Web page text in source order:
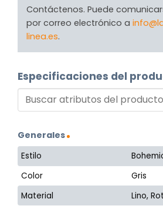
Contáctenos. Puede
por correo electrónico a
linea.es.
Especificaciones del
Generales
Estilo
Color
Gris
Material
Lino,